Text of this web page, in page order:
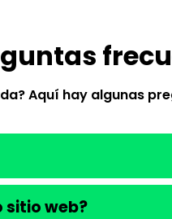
Aquí hay algunas
web?